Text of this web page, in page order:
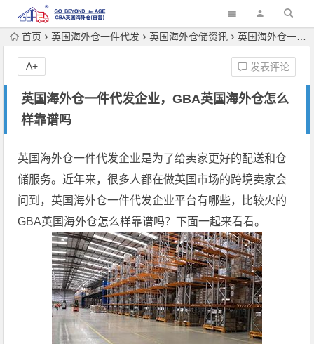
首页 英国海外仓一件代发 英国海外仓储资讯 英国海外仓一件代发企业，GBA英国海外仓怎么样靠谱吗
英国海外仓一件代发企业，GBA英国海外仓怎么
样靠谱吗
发表评论
A+
英国海外仓一件代发企业是为了给卖家更好的配送和仓
储服务。近年来，很多人都在做英国市场的跨境卖家会
问到，英国海外仓一件代发企业平台有哪些，比较火的
GBA英国海外仓怎么样靠谱吗？下面一起来看看。